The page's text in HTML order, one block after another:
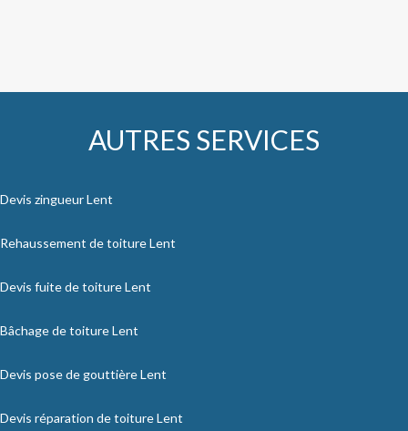
AUTRES SERVICES
Devis zingueur Lent
Rehaussement de toiture Lent
Devis fuite de toiture Lent
Bâchage de toiture Lent
Devis pose de gouttière Lent
Devis réparation de toiture Lent